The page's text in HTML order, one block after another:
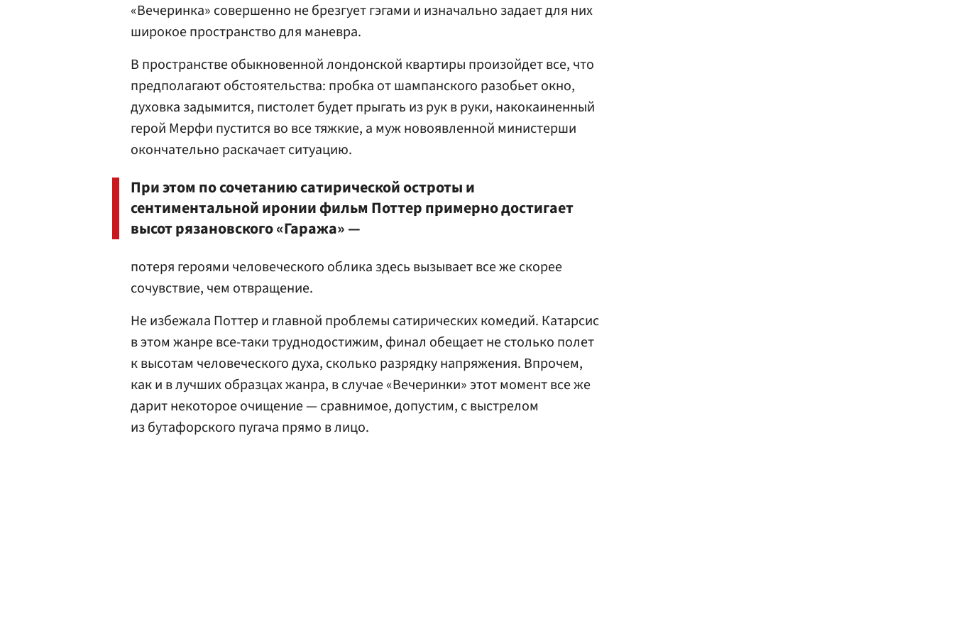
«Вечеринка» совершенно не брезгует гэгами и изначально задает для них
широкое пространство для маневра.
В пространстве обыкновенной лондонской квартиры произойдет все, что
предполагают обстоятельства: пробка от шампанского разобьет окно,
духовка задымится, пистолет будет прыгать из рук в руки, накокаиненный
герой Мерфи пустится во все тяжкие, а муж новоявленной министерши
окончательно раскачает ситуацию.
При этом по сочетанию сатирической остроты и
сентиментальной иронии фильм Поттер примерно достигает
высот рязановского «Гаража» —
потеря героями человеческого облика здесь вызывает все же скорее
сочувствие, чем отвращение.
Не избежала Поттер и главной проблемы сатирических комедий. Катарсис
в этом жанре все-таки труднодостижим, финал обещает не столько полет
к высотам человеческого духа, сколько разрядку напряжения. Впрочем,
как и в лучших образцах жанра, в случае «Вечеринки» этот момент все же
дарит некоторое очищение — сравнимое, допустим, с выстрелом
из бутафорского пугача прямо в лицо.